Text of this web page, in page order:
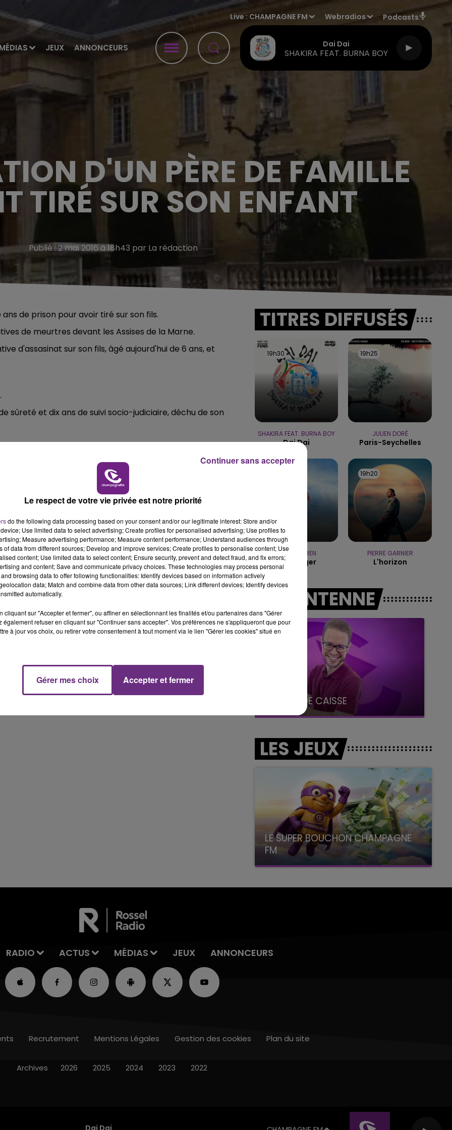
MÉDIAS JEUX ANNONCEURS
Live : CHAMPAGNE FM Webradios Podcasts
Dai Dai
SHAKIRA FEAT. BURNA BOY
D'UN PÈRE DE FAMILLE
TIRÉ SUR SON ENFANT
Publié : 2 mai 2016 à 18h43 par La rédaction
de prison pour avoir tiré sur son fils.
de meurtres devant les Assises de la Marne.
d'assasinat sur son fils, âgé aujourd'hui de 6 ans, et
sûreté et dix ans de suivi socio-judiciaire, déchu de son
UN FEU DE REMORQUE BLOQUE LA
CIRCULATION DANS LES ARDENNES
en fin de matinée sur l'A34.
TITRES DIFFUSÉS
19h30
19h30
SHAKIRA FEAT. BURNA BOY
Dai Dai
19h25
19h25
JULIEN DORÉ
Paris-Seychelles
ALEX WARREN
Passenger
19h20
19h20
PIERRE GARNIER
L'horizon
A L'ANTENNE
La Radio Pop
LES JEUX
LE SUPER BOUCHON CHAMPAGNE
FM
avec La Famille Champagne FM, à 8H10
RADIO ACTUS MÉDIAS JEUX ANNONCEURS
Dai Dai
Recrutement Mentions Légales Gestion des cookies Plan du site
Archives 2026 2025 2024 2023 2022
Le respect de votre vie privée est notre priorité
do the following data processing based on your consent and/or our legitimate interest: Store and/or
Use limited data to select advertising; Create profiles for personalised advertising; Use profiles to
Measure advertising performance; Measure content performance; Understand audiences through
of data from different sources; Develop and improve services; Create profiles to personalise content; Use
content; Use limited data to select content; Ensure security, prevent and detect fraud, and fix errors;
and content; Save and communicate privacy choices. These technologies may process personal
browsing data to offer following functionalities: Identify devices based on information actively
data; Match and combine data from other data sources; Link different devices; Identify devices
automatically.
cliquant sur "Accepter et fermer", ou affiner en sélectionnant les finalités et/ou partenaires dans "Gérer
également refuser en cliquant sur "Continuer sans accepter". Vos préférences ne s'appliqueront que pour
à jour vos choix, ou retirer votre consentement à tout moment via le lien "Gérer les cookies" situé en
Gérer mes choix Accepter et fermer
Continuer sans accepter